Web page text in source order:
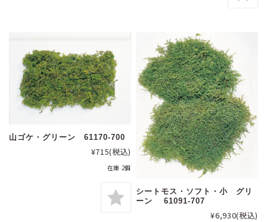
山ゴケ・グリーン 61170-700
¥715(税込)
在庫 2個
シートモス・ソフト・小 グリ
ーン 61091-707
¥6,930(税込)